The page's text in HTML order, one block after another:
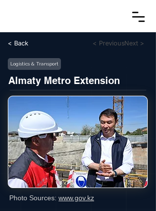
< Back < PreviousNext >
Logistics & Transport
Almaty Metro Extension
Photo Sources: www.gov.kz